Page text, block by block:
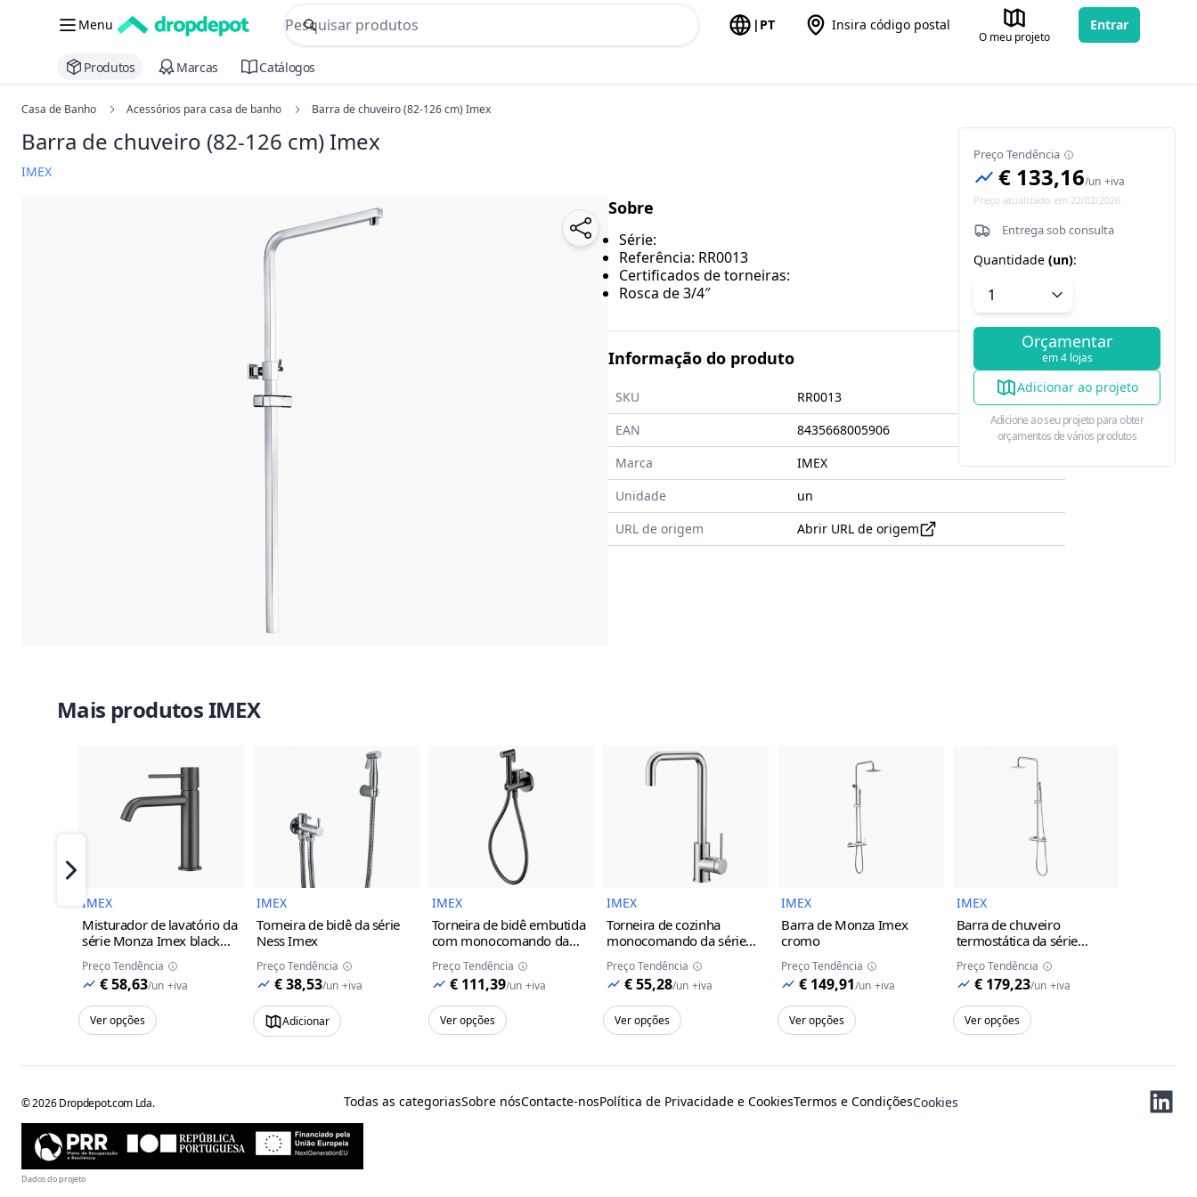
Menu
commerce search no header
Procurar
| PT Insira código postal
O meu projeto
Entrar
Produtos Marcas Catálogos
Casa de Banho Acessórios para casa de banho Barra de chuveiro (82-126 cm) Imex
Barra de chuveiro (82-126 cm) Imex
IMEX
Sobre
Série:
Referência: RR0013
Certificados de torneiras:
Rosca de 3/4″
Informação do produto
SKU
RR0013
EAN
8435668005906
Marca
IMEX
Unidade
un
URL de origem
Abrir URL de origem
Preço Tendência
€ 133,16/un +iva
Preço atualizado em 22/02/2026
Entrega sob consulta
Quantidade (un):
Orçamentar
em 4 lojas
Adicionar ao projeto
Adicione ao seu projeto para obter
orçamentos de vários produtos
Mais produtos IMEX
Imagem do Produto
IMEX
Misturador de lavatório da
série Monza Imex black
gun metal
Preço Tendência
€ 58,63/un +iva
Ver opções
Imagem do Produto
IMEX
Torneira de bidê da série
Ness Imex
Preço Tendência
€ 38,53/un +iva
Adicionar
Imagem do Produto
IMEX
Torneira de bidê embutida
com monocomando da
série Munich Imex
gun metal
Preço Tendência
€ 111,39/un +iva
Ver opções
Imagem do Produto
IMEX
Torneira de cozinha
monocomando da série
Loira Imex
cinza/champanhe
Preço Tendência
€ 55,28/un +iva
Ver opções
Imagem do Produto
IMEX
Barra de Monza Imex
cromo
Preço Tendência
€ 149,91/un +iva
Ver opções
Imagem do Produto
IMEX
Barra de chuveiro
termostática da série
Monza Imex
Preço Tendência
€ 179,23/un +iva
Ver opções
Próximo
©2026 Dropdepot.com Lda. Todas as categoriasSobre nósContacte-nosPolítica de Privacidade e CookiesTermos e CondiçõesCookies
Dados do projeto